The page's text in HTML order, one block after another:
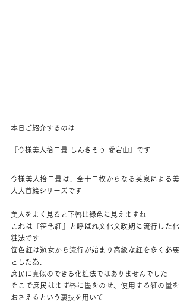
本日ご紹介するのは
『今様美人拾二景 しんきそう 愛宕山』です
今様美人拾二景は、全十二枚からなる英泉による美
人大首絵シリーズです
美人をよく見ると下唇は緑色に見えますね
これは『笹色紅』と呼ばれ文化文政期に流行した化
粧法です
笹色紅は遊女から流行が始まり高級な紅を多く必要
とした為、
庶民に真似のできる化粧法ではありませんでした
そこで庶民はまず唇に墨をのせ、使用する紅の量を
おさえるという裏技を用いて